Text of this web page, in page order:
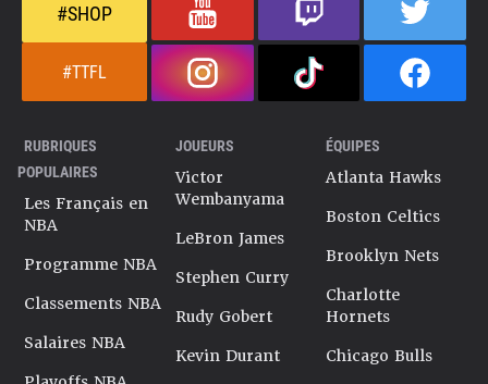
#SHOP
#TTFL
RUBRIQUES
POPULAIRES
Les Français en
NBA
Programme NBA
Classements NBA
Salaires NBA
JOUEURS
Victor
Wembanyama
LeBron James
Stephen Curry
Rudy Gobert
Kevin Durant
ÉQUIPES
Atlanta Hawks
Boston Celtics
Brooklyn Nets
Charlotte
Hornets
Chicago Bulls